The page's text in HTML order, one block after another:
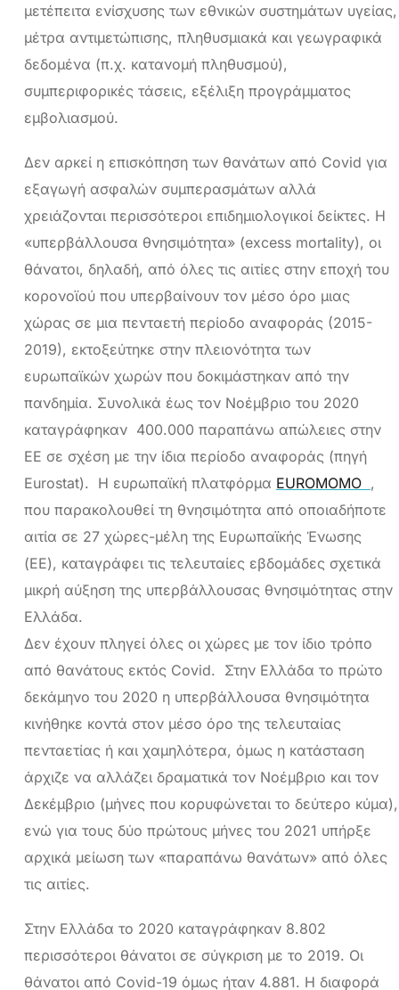
μετέπειτα ενίσχυσης των εθνικών συστημάτων υγείας,
μέτρα αντιμετώπισης, πληθυσμιακά και γεωγραφικά
δεδομένα (π.χ. κατανομή πληθυσμού),
συμπεριφορικές τάσεις, εξέλιξη προγράμματος
εμβολιασμού.
Δεν αρκεί η επισκόπηση των θανάτων από Covid για
εξαγωγή ασφαλών συμπερασμάτων αλλά
χρειάζονται περισσότεροι επιδημιολογικοί δείκτες. Η
«υπερβάλλουσα θνησιμότητα» (excess mortality), οι
θάνατοι, δηλαδή, από όλες τις αιτίες στην εποχή του
κορονοϊού που υπερβαίνουν τον μέσο όρο μιας
χώρας σε μια πενταετή περίοδο αναφοράς (2015-
2019), εκτοξεύτηκε στην πλειονότητα των
ευρωπαϊκών χωρών που δοκιμάστηκαν από την
πανδημία. Συνολικά έως τον Νοέμβριο του 2020
καταγράφηκαν 400.000 παραπάνω απώλειες στην
ΕΕ σε σχέση με την ίδια περίοδο αναφοράς (πηγή
Eurostat). H ευρωπαϊκή πλατφόρμα EUROMOMO ,
που παρακολουθεί τη θνησιμότητα από οποιαδήποτε
αιτία σε 27 χώρες-μέλη της Ευρωπαϊκής Ένωσης
(ΕΕ), καταγράφει τις τελευταίες εβδομάδες σχετικά
μικρή αύξηση της υπερβάλλουσας θνησιμότητας στην
Ελλάδα.
Δεν έχουν πληγεί όλες οι χώρες με τον ίδιο τρόπο
από θανάτους εκτός Covid. Στην Ελλάδα το πρώτο
δεκάμηνo του 2020 η υπερβάλλουσα θνησιμότητα
κινήθηκε κοντά στον μέσο όρο της τελευταίας
πενταετίας ή και χαμηλότερα, όμως η κατάσταση
άρχιζε να αλλάζει δραματικά τον Νοέμβριο και τον
Δεκέμβριο (μήνες που κορυφώνεται το δεύτερο κύμα),
ενώ για τους δύο πρώτους μήνες του 2021 υπήρξε
αρχικά μείωση των «παραπάνω θανάτων» από όλες
τις αιτίες.
Στην Ελλάδα το 2020 καταγράφηκαν 8.802
περισσότεροι θάνατοι σε σύγκριση με το 2019. Οι
θάνατοι από Covid-19 όμως ήταν 4.881. Η διαφορά